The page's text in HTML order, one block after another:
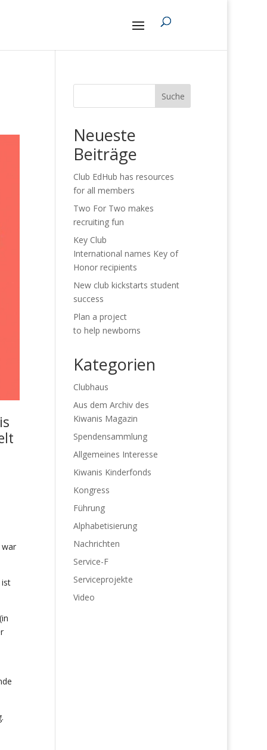
war
ist
Suche
Neueste
Beiträge
Club EdHub has resources
for all members
Two For Two makes
recruiting fun
Key Club
International names Key of
Honor recipients
New club kickstarts student
success
Plan a project
to help newborns
Kategorien
Clubhaus
Aus dem Archiv des
Kiwanis Magazin
Spendensammlung
Allgemeines Interesse
Kiwanis Kinderfonds
Kongress
Führung
Alphabetisierung
Nachrichten
Service-F
Serviceprojekte
Video